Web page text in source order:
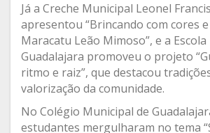
Já a Creche Municipal Leonel
apresentou “Brincando com cores
Maracatu Leão Mimoso”, e a
Guadalajara promoveu o projeto
ritmo e raiz”, que destacou
valorização da comunidade.
No Colégio Municipal de
estudantes mergulharam no tema